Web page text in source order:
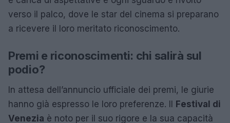
verso il palco, dove le star del cinema si preparano
a ricevere il loro meritato riconoscimento.
Premi e riconoscimenti: chi salirà sul
podio?
In attesa dell’annuncio ufficiale dei premi, le giurie
hanno già espresso le loro preferenze. Il Festival di
Venezia è noto per il suo rigore e la sua capacità